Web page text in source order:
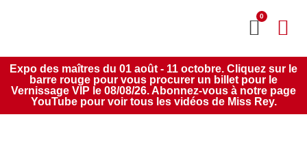
0
Expo des maîtres du 01 août - 11 octobre. Cliquez sur le
barre rouge pour vous procurer un billet pour le
Vernissage VIP le 08/08/26. Abonnez-vous à notre page
YouTube pour voir tous les vidéos de Miss Rey.